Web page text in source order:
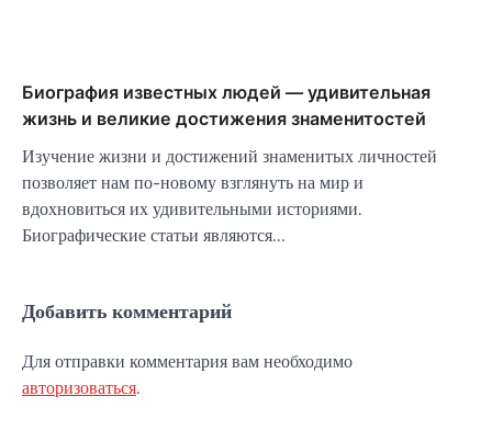
Биография известных людей — удивительная
жизнь и великие достижения знаменитостей
Изучение жизни и достижений знаменитых личностей
позволяет нам по-новому взглянуть на мир и
вдохновиться их удивительными историями.
Биографические статьи являются…
Добавить комментарий
Для отправки комментария вам необходимо
авторизоваться.